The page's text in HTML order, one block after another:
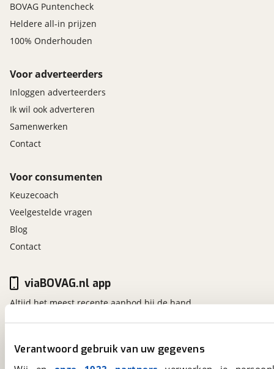
Verantwoord gebruik van uw gegevens
BOVAG Puntencheck
Heldere all-in prijzen
100% Onderhouden
Voor adverteerders
Inloggen adverteerders
Ik wil ook adverteren
Samenwerken
Contact
Voor consumenten
Keuzecoach
Veelgestelde vragen
Blog
Contact
viaBOVAG.nl
viaBOVAG.nl app
Altijd het meest recente aanbod bij de hand.